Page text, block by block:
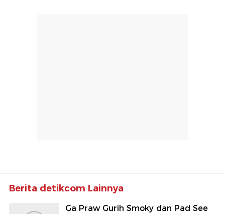
Berita detikcom Lainnya
Ga Praw Gurih Smoky dan Pad See